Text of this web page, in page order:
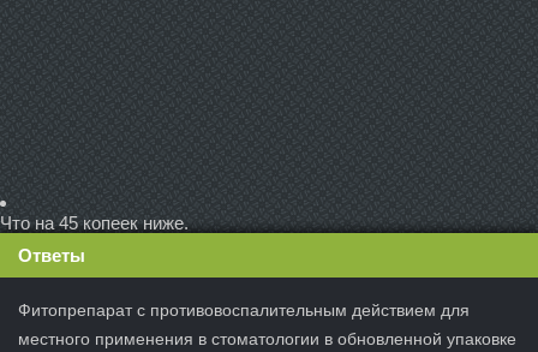
Что на 45 копеек ниже.
Ответы
Фитопрепарат с противовоспалительным действием для
местного применения в стоматологии в обновленной упаковке